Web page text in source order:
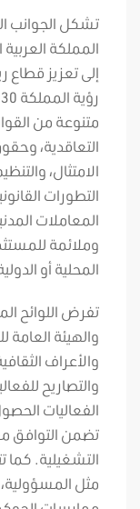
تشكل الجوانب
المملكة
إلى تعزيز قطاع
متنوعة من
التعاقدية،
الامتثال،
التطورات
المعاملات
وملائمة
المحلية أو
تفرض اللوائح
والهيئة العامة
والأعراف
والتصاريح
الفعاليات
تضمن التوافق
التشغيلية. كما
مثل المسؤولية،